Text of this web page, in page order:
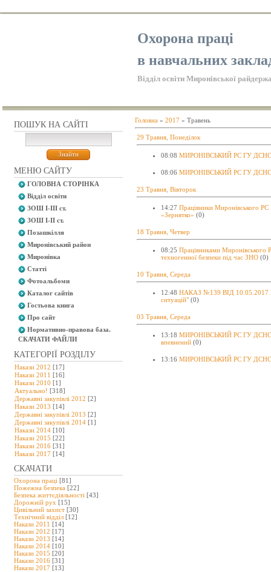
Охорона праці
в навчальних
Відділ освіти Миронівської
ПОШУК НА САЙТІ
МЕНЮ САЙТУ
ГОЛОВНА СТОРІНКА
Відділ освіти
ЗОШ І-ІІІ ст.
ЗОШ І-ІІ ст.
Позашкілля
Миронівський район
Миронівка
Статті
Фотоальбоми
Каталог сайтів
Гостьова книга
Про сайт
Нормативно-правова база.
СКАЧАТИ ФАЙЛИ
КАТЕГОРІЇ РОЗДІЛУ
Накази 2012 [17]
Накази 2011 [16]
Накази 2010 [1]
Актуально! [318]
Державні закупівлі 2012 [2]
Накази 2013 [14]
Державні закупівлі 2013 [2]
Державні закупівлі 2014 [1]
Накази 2014 [10]
Накази 2015 [22]
Накази 2016 [31]
Накази 2017 [14]
СКАЧАТИ
Охорона праці [81]
Пожежна безпека [22]
Безпека життєдіяльності [43]
Дорожній рух [15]
Цивільний захист [30]
Технічний відділ [12]
Накази 2011 [14]
Накази 2012 [17]
Накази 2013 [14]
Накази 2014 [10]
Накази 2015 [20]
Накази 2016 [31]
Накази 2017 [13]
Головна » 2017 » Травень
29 Травня, Понеділок
08:08 МИРОНІВСЬКИЙ РС ГУ ДСНС
08:06 МИРОНІВСЬКИЙ РС ГУ ДСНС
23 Травня, Вівторок
14:27 Працівники Миронівського
«Зернятко» (0)
18 Травня, Четвер
08:25 Працівниками
техногенної безпеки під час ЗНО (0)
10 Травня, Середа
12:48 НАКАЗ №139 ВІД 10.05.2017 Р.
ситуацій" (0)
03 Травня, Середа
13:18 МИРОНІВСЬКИЙ РС ГУ ДСНС
впевнений (0)
13:16 МИРОНІВСЬКИЙ РС ГУ ДСНС